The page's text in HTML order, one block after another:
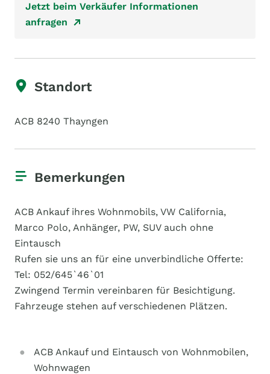
Jetzt beim Verkäufer Informationen
anfragen
Standort
ACB 8240 Thayngen
Bemerkungen
ACB Ankauf ihres Wohnmobils, VW California,
Marco Polo, Anhänger, PW, SUV auch ohne
Eintausch
Rufen sie uns an für eine unverbindliche Offerte:
Tel: 052/645`46`01
Zwingend Termin vereinbaren für Besichtigung.
Fahrzeuge stehen auf verschiedenen Plätzen.
ACB Ankauf und Eintausch von Wohnmobilen,
Wohnwagen